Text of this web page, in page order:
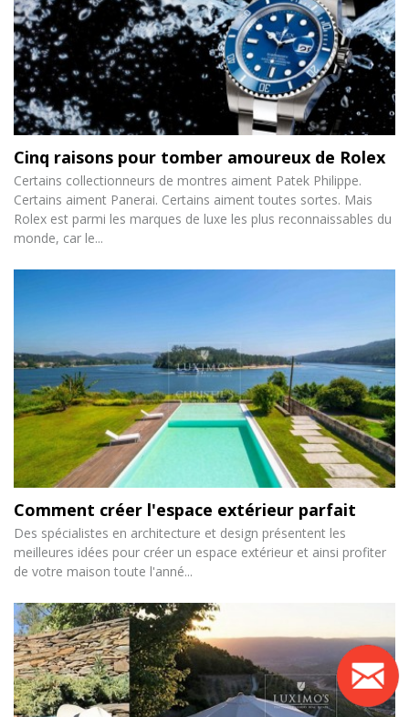
Cinq raisons pour tomber amoureux de Rolex
Certains collectionneurs de montres aiment Patek Philippe.
Certains aiment Panerai. Certains aiment toutes sortes. Mais
Rolex est parmi les marques de luxe les plus reconnaissables du
monde, car le...
Comment créer l'espace extérieur parfait
Des spécialistes en architecture et design présentent les
meilleures idées pour créer un espace extérieur et ainsi profiter
de votre maison toute l'anné...